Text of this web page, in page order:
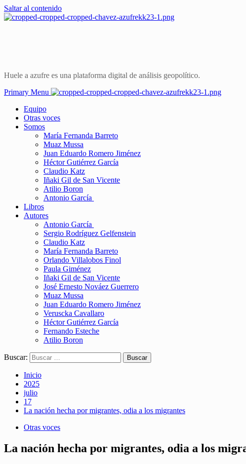
Saltar al contenido
Huele a azufre es una plataforma digital de análisis geopolítico.
Primary Menu
Equipo
Otras voces
Somos
María Fernanda Barreto
Muaz Mussa
Juan Eduardo Romero Jiménez
Héctor Gutiérrez García
Claudio Katz
Iñaki Gil de San Vicente
Atilio Boron
Antonio García
Libros
Autores
Antonio García
Sergio Rodríguez Gelfenstein
Claudio Katz
María Fernanda Barreto
Orlando Villalobos Finol
Paula Giménez
Iñaki Gil de San Vicente
José Ernesto Nováez Guerrero
Muaz Mussa
Juan Eduardo Romero Jiménez
Veruscka Cavallaro
Héctor Gutiérrez García
Fernando Esteche
Atilio Boron
Buscar:
Inicio
2025
julio
17
La nación hecha por migrantes, odia a los migrantes
Otras voces
La nación hecha por migrantes, odia a los